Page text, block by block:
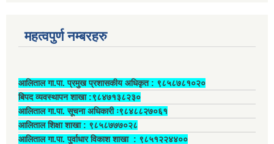
महत्वपुर्ण नम्बरहरु
आलिताल गा.पा. प्रमुख प्रशासकीय अधिकृत ‍: ९८५८७८१०२०
बिपद व्यवस्थापन शाखा :९८४७१३८२३०
आलिताल गा.पा. सूचना अधिकारी ः९८४८८२७०६१
आलिताल शिक्षा शाखा : ९८५८७७७०२८
आलिताल गा.पा. पुर्वाधार विकाश शाखा ‍: ९८५१२२४४००